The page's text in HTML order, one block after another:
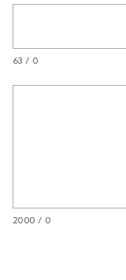
0 / 63
0 / 2000